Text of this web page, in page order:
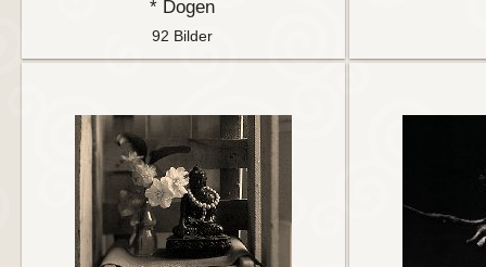
* Dogen
92 Bilder